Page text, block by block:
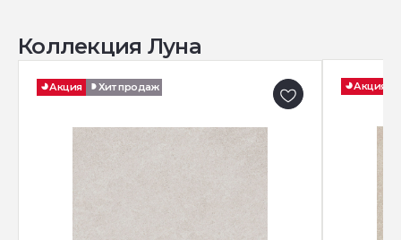
Коллекция Луна
Акция Хит продаж Акция